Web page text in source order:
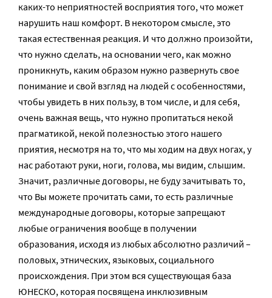
каких-то неприятностей восприятия того, что может
нарушить наш комфорт. В некотором смысле, это
такая естественная реакция. И что должно произойти,
что нужно сделать, на основании чего, как можно
проникнуть, каким образом нужно развернуть свое
понимание и свой взгляд на людей с особенностями,
чтобы увидеть в них пользу, в том числе, и для себя,
очень важная вещь, что нужно пропитаться некой
прагматикой, некой полезностью этого нашего
приятия, несмотря на то, что мы ходим на двух ногах, у
нас работают руки, ноги, голова, мы видим, слышим.
Значит, различные договоры, не буду зачитывать то,
что Вы можете прочитать сами, то есть различные
международные договоры, которые запрещают
любые ограничения вообще в получении
образования, исходя из любых абсолютно различий –
половых, этнических, языковых, социального
происхождения. При этом вся существующая база
ЮНЕСКО, которая посвящена инклюзивным